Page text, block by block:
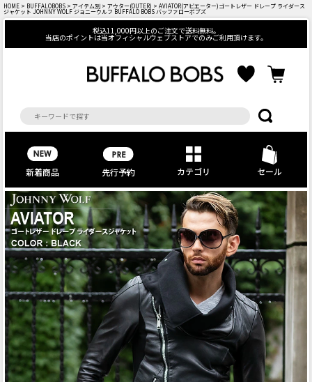
HOME > BUFFALOBOBS > アイテム別 > アウター(OUTER) > AVIATOR(アビエーター)ゴートレザー ドレープ ライダース
ジャケット JOHNNY WOLF ジョニーウルフ BUFFALO BOBS バッファローボブズ
税込11,000円以上のご注文で送料無料。
当店のポイントは当オフィシャルウェブストアでのみご利用頂けます。
新着商品 先行予約 カテゴリ セール